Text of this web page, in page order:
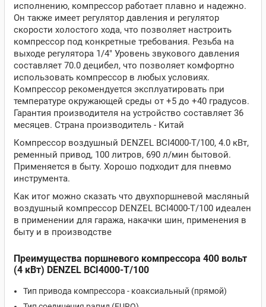
исполнению, компрессор работает плавно и надежно.
Он также имеет регулятор давления и регулятор
скорости холостого хода, что позволяет настроить
компрессор под конкретные требования. Резьба на
выходе регулятора 1/4" Уровень звукового давления
составляет 70.0 децибел, что позволяет комфортно
использовать компрессор в любых условиях.
Компрессор рекомендуется эксплуатировать при
температуре окружающей среды от +5 до +40 градусов.
Гарантия производителя на устройство составляет 36
месяцев. Страна производитель - Китай
Компрессор воздушный DENZEL BCI4000-T/100, 4.0 кВт,
ременный привод, 100 литров, 690 л/мин бытовой.
Применяется в быту. Хорошо подходит для пневмо
инструмента.
Как итог можно сказать что двухпоршневой масляный
воздушный компрессор DENZEL BCI4000-T/100 идеален
в применении для гаража, накачки шин, применения в
быту и в производстве
Преимущества поршневого компрессора 400 вольт
(4 кВт) DENZEL BCI4000-T/100
Тип привода компрессора - коаксиальный (прямой)